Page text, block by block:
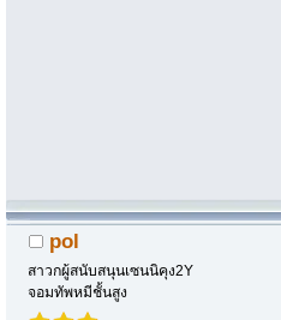
pol
สาวกผู้สนับสนุนเซนนิคุง2Y
จอมทัพหมีชั้นสูง